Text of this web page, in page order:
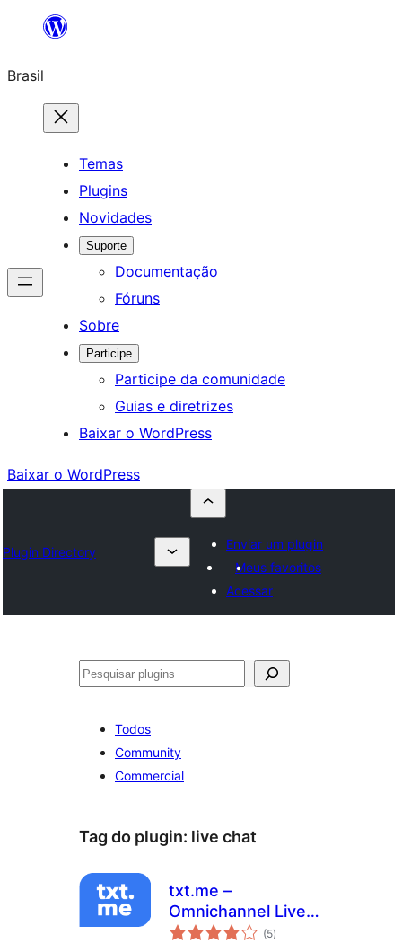
o
conteúdo
Brasil
Temas
Plugins
Novidades
Suporte
Documentação
Fóruns
Sobre
Participe
Participe da comunidade
Guias e diretrizes
Baixar o WordPress
Baixar o WordPress
Plugin Directory
Enviar um plugin
Meus favoritos
Acessar
Pesquisar
Todos
Community
Commercial
Tag do plugin: live chat
txt.me –
Omnichannel Live
Chat, Chat
(5total
de
)